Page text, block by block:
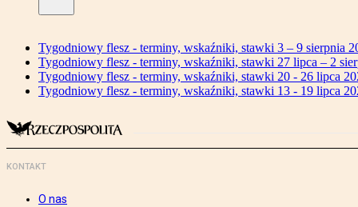
Tygodniowy flesz - terminy, wskaźniki, stawki 3 – 9 sierpnia
Tygodniowy flesz - terminy, wskaźniki, stawki 27 lipca – 2
Tygodniowy flesz - terminy, wskaźniki, stawki 20 - 26 lipca
Tygodniowy flesz - terminy, wskaźniki, stawki 13 - 19 lipca
KONTAKT
O nas